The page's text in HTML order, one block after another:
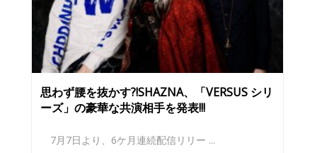
思わず腰を抜かす?!SHAZNA、「VERSUS シリ
ーズ」の豪華な共演相手を発表!!!
7月7日より、6ケ月連続配信リリー ...